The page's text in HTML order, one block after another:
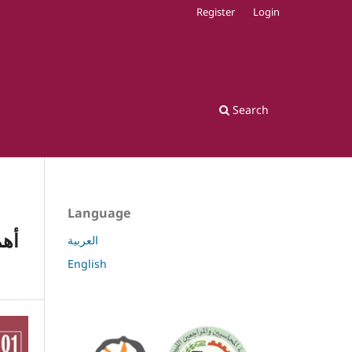
Search
Register Login
Language
العربية
English